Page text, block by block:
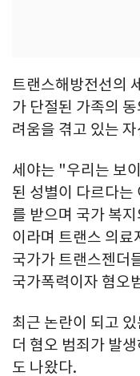
트랜스해방전선의
가 단절된 가족의
려움을 겪고 있는
세야는 "우리는 보
된 성별이 다르다는
를 받으며 국가 복
이라며 트랜스 의
국가가 트랜스젠더
국가폭력이자 혐오
최근 논란이 되고
더 혐오 범죄가 발
도 나왔다.